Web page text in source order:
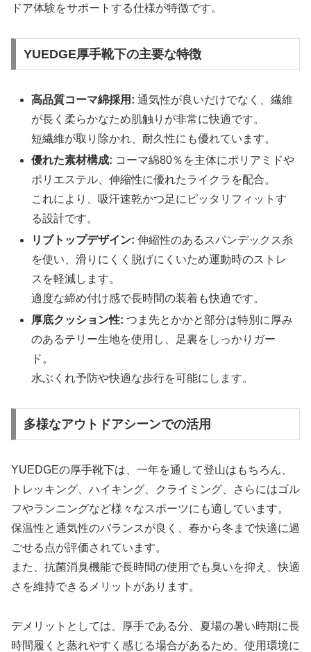
ドア体験をサポートする仕様が特徴です。
YUEDGE厚手靴下の主要な特徴
高品質コーマ綿採用: 通気性が良いだけでなく、繊維
が長く柔らかなため肌触りが非常に快適です。
短繊維が取り除かれ、耐久性にも優れています。
優れた素材構成: コーマ綿80％を主体にポリアミドや
ポリエステル、伸縮性に優れたライクラを配合。
これにより、吸汗速乾かつ足にピッタリフィットす
る設計です。
リブトップデザイン: 伸縮性のあるスパンデックス糸
を使い、滑りにくく脱げにくいため運動時のストレ
スを軽減します。
適度な締め付け感で長時間の装着も快適です。
厚底クッション性: つま先とかかと部分は特別に厚み
のあるテリー生地を使用し、足裏をしっかりガー
ド。
水ぶくれ予防や快適な歩行を可能にします。
多様なアウトドアシーンでの活用
YUEDGEの厚手靴下は、一年を通して登山はもちろん、
トレッキング、ハイキング、クライミング、さらにはゴル
フやランニングなど様々なスポーツにも適しています。
保温性と通気性のバランスが良く、春から冬まで快適に過
ごせる点が評価されています。
また、抗菌消臭機能で長時間の使用でも臭いを抑え、快適
さを維持できるメリットがあります。
デメリットとしては、厚手である分、夏場の暑い時期に長
時間履くと蒸れやすく感じる場合があるため、使用環境に